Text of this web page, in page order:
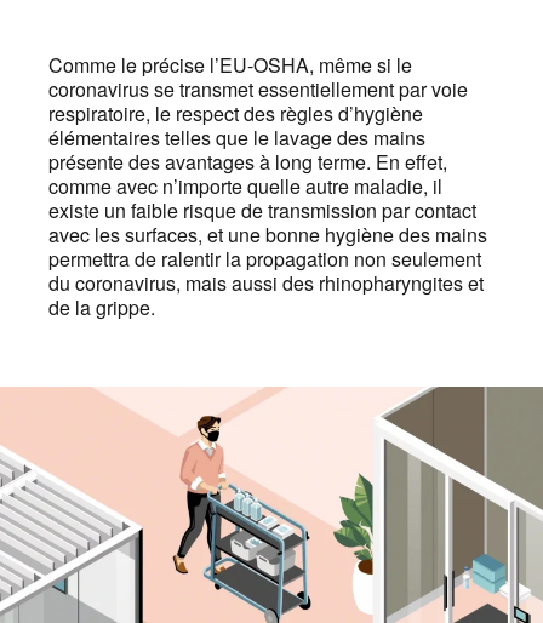
Comme le précise l’EU-OSHA, même si le
coronavirus se transmet essentiellement par voie
respiratoire, le respect des règles d’hygiène
élémentaires telles que le lavage des mains
présente des avantages à long terme. En effet,
comme avec n’importe quelle autre maladie, il
existe un faible risque de transmission par contact
avec les surfaces, et une bonne hygiène des mains
permettra de ralentir la propagation non seulement
du coronavirus, mais aussi des rhinopharyngites et
de la grippe.